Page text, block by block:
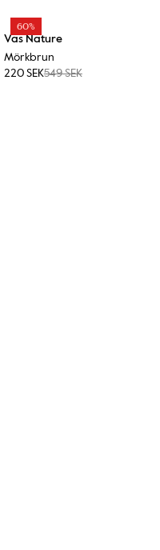
60%
Vas Nature
Mörkbrun
220 SEK549 SEK